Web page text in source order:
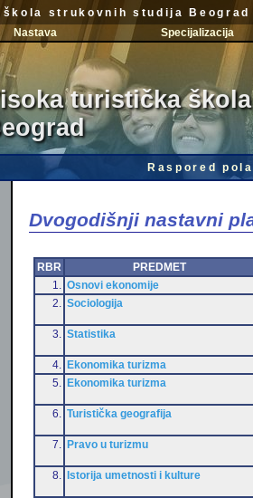
strukovnih studija Beograd
Nastava Specijalizacija
turistička
Raspored
Dvogodišnji nastavni
RBR
PREDMET
1.
Osnovi ekonomije
2.
Sociologija
3. Statistika
4.
Ekonomika turizma
5.
Ekonomika turizma
6. Turistička geografija
7. Pravo u turizmu
8. Istorija umetnosti i kulture